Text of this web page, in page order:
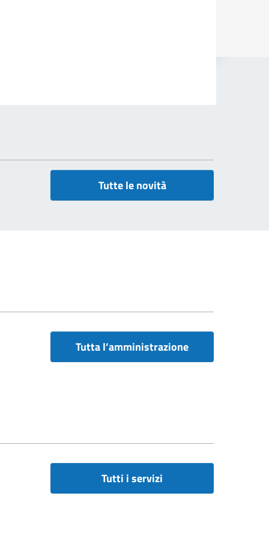
Tutte le novità
Tutta l’amministrazione
Tutti i servizi